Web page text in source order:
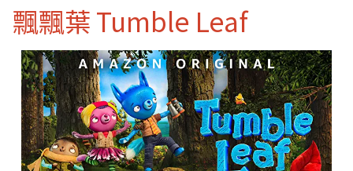
飄飄葉 Tumble Leaf